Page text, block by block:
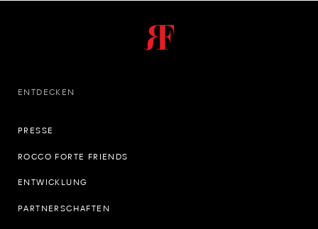
ENTDECKEN
PRESSE
ROCCO FORTE FRIENDS
ENTWICKLUNG
PARTNERSCHAFTEN